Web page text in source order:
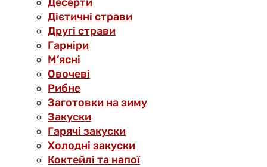
Дієтичні страви
Другі страви
Гарніри
М’ясні
Овочеві
Рибне
Заготовки на зиму
Закуски
Гарячі закуски
Холодні закуски
Коктейлі та напої